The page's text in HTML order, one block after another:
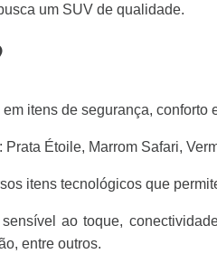
um SUV de qualidade.
itens de segurança,
Étoile, Marrom Safari,
itens tecnológicos que
ao toque,
entre outros.